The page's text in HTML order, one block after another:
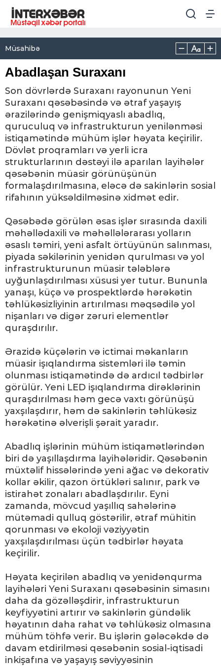
Müsahibə
Abadlaşan Suraxanı
Son dövrlərdə Suraxanı rayonunun Yeni
Suraxanı qəsəbəsində və ətraf yaşayış
ərazilərində genişmiqyaslı abadlıq,
quruculuq və infrastrukturun yenilənməsi
istiqamətində mühüm işlər həyata keçirilir.
Dövlət proqramları və yerli icra
strukturlarının dəstəyi ilə aparılan layihələr
qəsəbənin müasir görünüşünün
formalaşdırılmasına, eləcə də sakinlərin sosial
rifahının yüksəldilməsinə xidmət edir.
Qəsəbədə görülən əsas işlər sırasında daxili
məhəllədaxili və məhəllələrarası yolların
əsaslı təmiri, yeni asfalt örtüyünün salınması,
piyada səkilərinin yenidən qurulması və yol
infrastrukturunun müasir tələblərə
uyğunlaşdırılması xüsusi yer tutur. Bununla
yanaşı, küçə və prospektlərdə hərəkətin
təhlükəsizliyinin artırılması məqsədilə yol
nişanları və digər zəruri elementlər
quraşdırılır.
Ərazidə küçələrin və ictimai məkanların
müasir işıqlandırma sistemləri ilə təmin
olunması istiqamətində də ardıcıl tədbirlər
görülür. Yeni LED işıqlandırma dirəklərinin
quraşdırılması həm gecə vaxtı görünüşü
yaxşılaşdırır, həm də sakinlərin təhlükəsiz
hərəkətinə əlverişli şərait yaradır.
Abadlıq işlərinin mühüm istiqamətlərindən
biri də yaşıllaşdırma layihələridir. Qəsəbənin
müxtəlif hissələrində yeni ağac və dekorativ
kollar əkilir, qazon örtükləri salınır, park və
istirahət zonaları abadlaşdırılır. Eyni
zamanda, mövcud yaşıllıq sahələrinə
mütəmadi qulluq göstərilir, ətraf mühitin
qorunması və ekoloji vəziyyətin
yaxşılaşdırılması üçün tədbirlər həyata
keçirilir.
Həyata keçirilən abadlıq və yenidənqurma
layihələri Yeni Suraxanı qəsəbəsinin simasını
daha da gözəlləşdirir, infrastrukturun
keyfiyyətini artırır və sakinlərin gündəlik
həyatının daha rahat və təhlükəsiz olmasına
mühüm töhfə verir. Bu işlərin gələcəkdə də
davam etdirilməsi qəsəbənin sosial-iqtisadi
inkişafına və yaşayış səviyyəsinin